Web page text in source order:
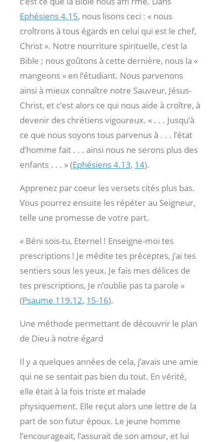
Ephésiens 4.15, nous lisons ceci : « nous
croîtrons à tous égards en celui qui est le chef,
Christ ». Notre nourriture spirituelle, c’est la
Bible ; nous goûtons à cette dernière, nous la «
mangeons » en l’étudiant. Nous parvenons
ainsi à mieux connaître notre Sauveur, Jésus-
Christ, et c’est alors ce qui nous aide à croître, à
devenir des chrétiens vigoureux. « . . . Jusqu’à
ce que nous soyons tous parvenus à . . . l’état
d’homme fait . . . ainsi nous ne serons plus des
enfants . . . » (Ephésiens 4.13, 14).
Apprenez par coeur les versets cités plus bas.
Vous pourrez ensuite les répéter au Seigneur,
telle une promesse de votre part.
« Béni sois-tu, Eternel ! Enseigne-moi tes
prescriptions ! Je médite tes préceptes, j’ai tes
sentiers sous les yeux. Je fais mes délices de
tes prescriptions, Je n’oublie pas ta parole »
(Psaume 119.12, 15-16).
Une méthode permettant de découvrir le plan
de Dieu à notre égard
Il y a quelques années de cela, j’avais une amie
qui ne se sentait pas bien du tout. En vérité,
elle était à la fois triste et malade
physiquement. Elle reçut alors une lettre de la
part de son futur époux. Le jeune homme
l’encourageait, l’assurait de son amour, et lui